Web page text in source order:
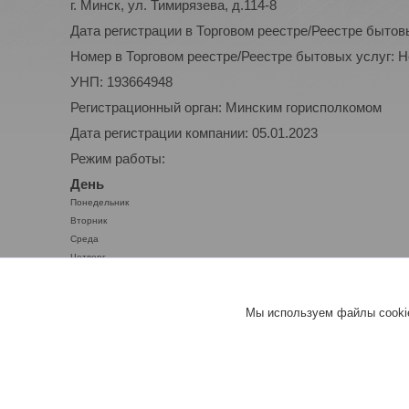
г. Минск, ул. Тимирязева, д.114-8
Дата регистрации в Торговом реестре/Реестре
Номер в Торговом реестре/Реестре бытовых услуг:
УНП: 193664948
Регистрационный орган: Минским горисполкомом
Дата регистрации компании: 05.01.2023
Режим работы:
День
Понедельник
Вторник
Среда
Четверг
Мы используем файлы